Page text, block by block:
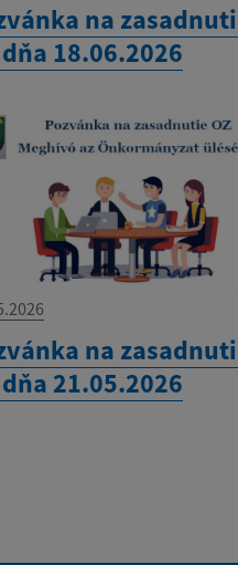
na
dňa 18.06.2026
na
dňa 21.05.2026